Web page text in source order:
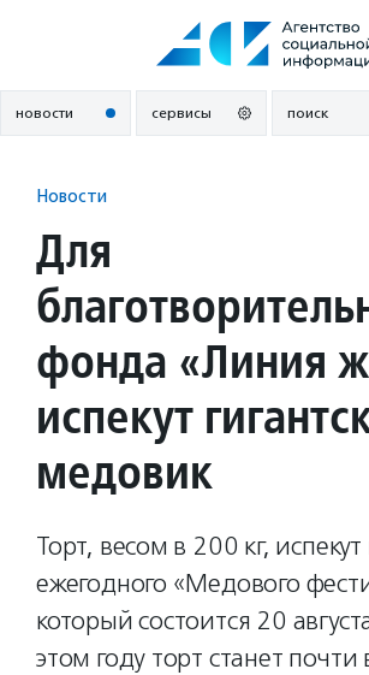
новости сервисы поиск
Новости
Для
фонда «Линия
испекут
медовик
Торт, весом в 200 кг,
ежегодного «Медового
который состоится 20
этом году торт станет почти